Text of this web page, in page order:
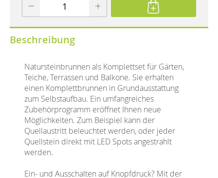
Beschreibung
Natursteinbrunnen als Komplettset für Gärten,
Teiche, Terrassen und Balkone. Sie erhalten
einen Komplettbrunnen in Grundausstattung
zum Selbstaufbau. Ein umfangreiches
Zubehörprogramm eröffnet Ihnen neue
Möglichkeiten. Zum Beispiel kann der
Quellaustritt beleuchtet werden, oder jeder
Quellstein direkt mit LED Spots angestrahlt
werden.
Ein- und Ausschalten auf Knopfdruck? Mit der